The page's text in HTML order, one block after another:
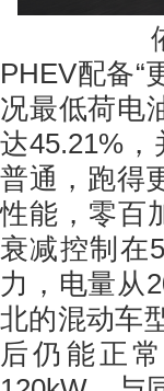
依托一
PHEV配备“
况最低荷电
达45.21%
普通，跑得
性能，零百
衰减控制在
力，电量从
北的混动车
后仍能正